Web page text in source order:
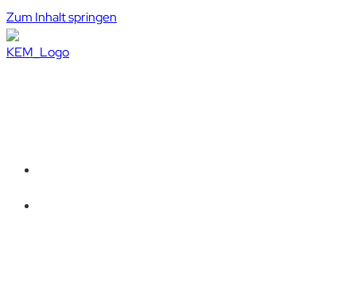
Zum Inhalt springen